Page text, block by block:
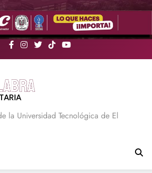
Universitaria
la Universidad Tecnológica de El